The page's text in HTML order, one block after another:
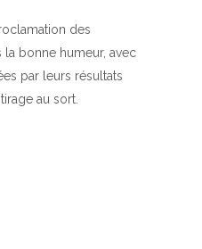
des
la bonne humeur, avec
par leurs résultats
au sort.